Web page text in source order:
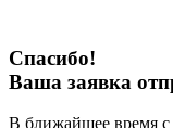
Спасибо!
Ваша заявка
В ближайшее время с